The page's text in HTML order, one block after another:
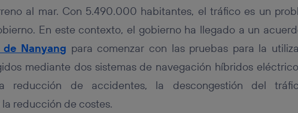
al mar. Con 5.490.000 habitantes, el tráfico es un
En este contexto, el gobierno ha llegado a un
Nanyang para comenzar con las pruebas para la
mediante dos sistemas de navegación híbridos
reducción de accidentes, la descongestión del
reducción de costes.